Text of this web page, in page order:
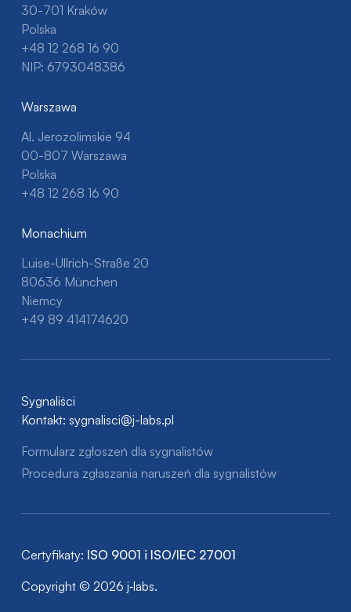
30-701 Kraków
Polska
+48 12 268 16 90
NIP: 6793048386
Warszawa
Al. Jerozolimskie 94
00-807 Warszawa
Polska
+48 12 268 16 90
Monachium
Luise-Ullrich-Straße 20
80636 München
Niemcy
+49 89 414174620
Sygnaliści
Kontakt: sygnalisci@j-labs.pl
Formularz zgłoszeń dla sygnalistów
Procedura zgłaszania naruszeń dla sygnalistów
Certyfikaty: ISO 9001 i ISO/IEC 27001
Copyright © 2026 j‑labs.